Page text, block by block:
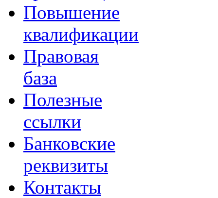
Повышение
квалификации
Правовая
база
Полезные
ссылки
Банковские
реквизиты
Контакты